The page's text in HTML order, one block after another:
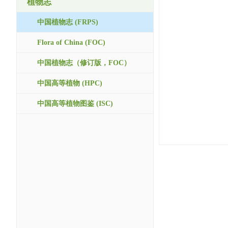
植物志
中国植物志 (FRPS)
Flora of China (FOC)
中国植物志（修订版，FOC）
中国高等植物 (HPC)
中国高等植物图鉴 (ISC)